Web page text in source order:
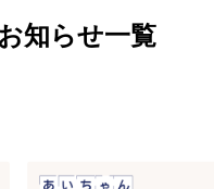
知らせ一覧